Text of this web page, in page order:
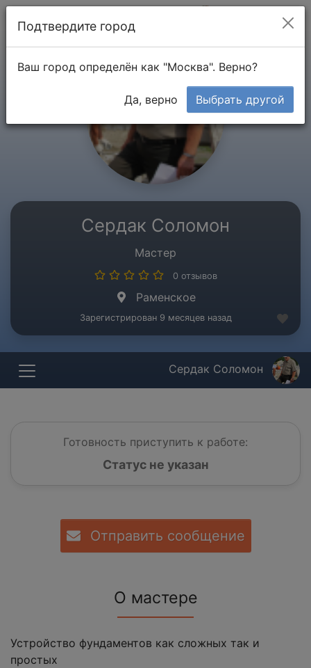
Сердак Соломон
Мастер
0 отзывов
Раменское
Зарегистрирован 9 месяцев назад
Сердак Соломон
Готовность приступить к работе:
Статус не указан
Отправить сообщение
О мастере
Устройство фундаментов как сложных так и
простых
Подтвердите город
Ваш город определён как "Москва". Верно?
Да, верно Выбрать другой